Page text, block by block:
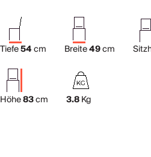
Tiefe54cm Breite49cm
Höhe83cm 3.8Kg